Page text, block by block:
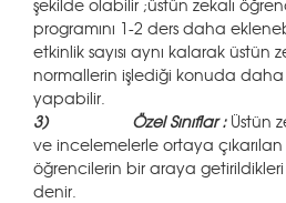
şekilde olabilir ;üstün zekalı
programını 1-2 ders daha
etkinlik sayısı aynı kalarak üstün
normallerin işlediği konuda daha
yapabilir.
3) Özel Sınıflar :Üstün
ve incelemelerle ortaya
öğrencilerin bir araya getirildikleri
denir.